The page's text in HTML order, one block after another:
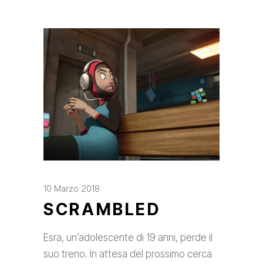
10 Marzo 2018
SCRAMBLED
Esra, un’adolescente di 19 anni, perde il
suo treno. In attesa del prossimo cerca